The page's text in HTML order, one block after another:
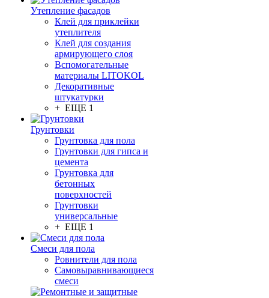
Утепление фасадов
Клей для приклейки
утеплителя
Клей для создания
армирующего слоя
Вспомогательные
материалы LITOKOL
Декоративные
штукатурки
+ ЕЩЕ 1
Грунтовки
Грунтовка для пола
Грунтовки для гипса и
цемента
Грунтовка для
бетонных
поверхностей
Грунтовки
универсальные
+ ЕЩЕ 1
Смеси для пола
Ровнители для пола
Самовыравнивающиеся
смеси